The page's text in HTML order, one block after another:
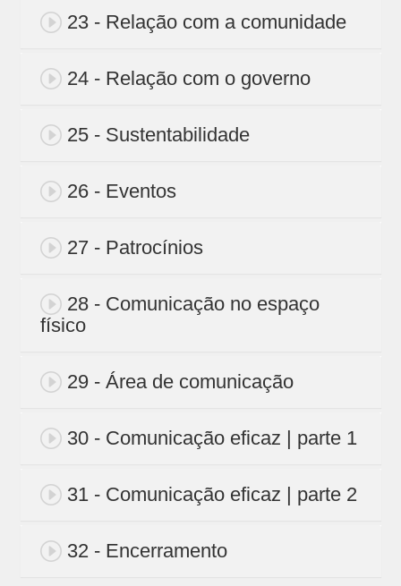
23 - Relação com a comunidade
24 - Relação com o governo
25 - Sustentabilidade
26 - Eventos
27 - Patrocínios
28 - Comunicação no espaço
físico
29 - Área de comunicação
30 - Comunicação eficaz | parte 1
31 - Comunicação eficaz | parte 2
32 - Encerramento